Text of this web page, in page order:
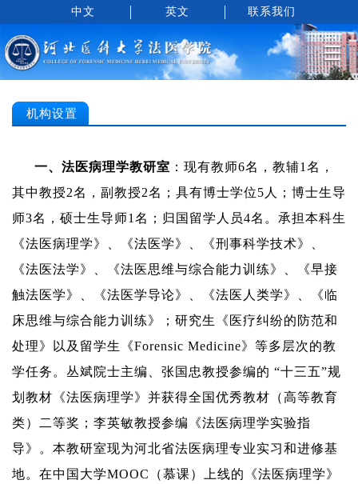
中文 英文 联系我们
机构设置
一、 法医病理学教研室 ： 现有教师6名，教辅1 名，
其中教授2名 ，副教授2名 ； 具有博士学位5 人；博士生导
师3名，硕士生导师1 名；归国留学人员4名。承担本科生
《法医病理学》、《法医学》、《刑事科学技术》、
《法医法学》、《法医思维与综合能力训练》、《早接
触法医学》、《法医学导论》、《法医人类学》、《临
床思维与综合能力训练》；研究生《医疗纠纷的防范和
处理》以及留学生《Forensic Medicine》等多层次的教
学任务。丛斌院士主编 、张国忠教授参编的 “十三五”规
划教材《法医病理学》 并获得全国优秀教材（高等教育
类）二等奖；李英敏教授参编《法医病理学实验指
导》
。 本教研室现为河北省法医病理专业实习和进修基
地。 在中国大学MOOC （慕课）
上线的《法医病理学》